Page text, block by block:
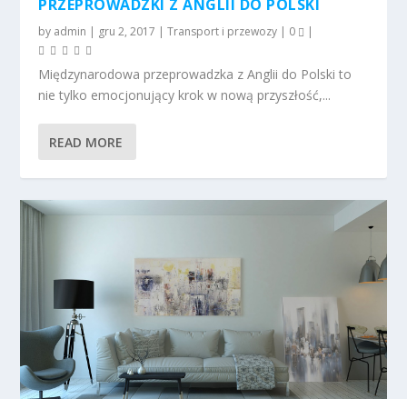
PRZEPROWADZKI Z ANGLII DO POLSKI
by admin | gru 2, 2017 |Transport i przewozy | 0 |
Międzynarodowa przeprowadzka z Anglii do Polski to
nie tylko emocjonujący krok w nową przyszłość,...
READ MORE